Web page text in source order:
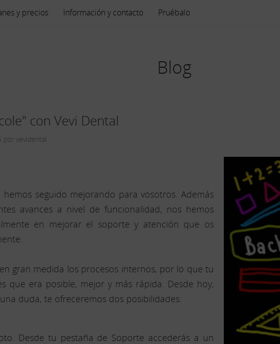
y precios Información y contacto Pruébalo
Blog
con Vevi Dental
por vevidental
seguido mejorando para vosotros. Además
avances a nivel de funcionalidad, nos hemos
en mejorar el soporte y atención que os
gran medida los procesos internos, por lo que tu
que era posible, mejor y más rápida. Desde hoy,
duda, te ofreceremos dos posibilidades:
Desde tu pestaña de Soporte accederás a un